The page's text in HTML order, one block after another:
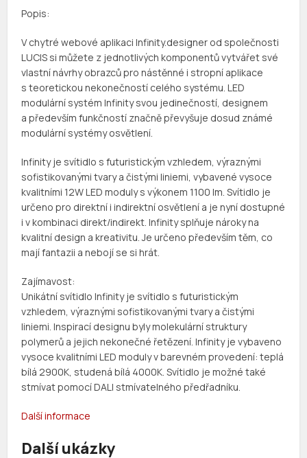
Popis:
V chytré webové aplikaci Infinity.designer od společnosti
LUCIS si můžete z jednotlivých komponentů vytvářet své
vlastní návrhy obrazců pro nástěnné i stropní aplikace
s teoretickou nekonečností celého systému. LED
modulární systém Infinity svou jedinečností, designem
a především funkčností značně převyšuje dosud známé
modulární systémy osvětlení.
Infinity je svítidlo s futuristickým vzhledem, výraznými
sofistikovanými tvary a čistými liniemi, vybavené vysoce
kvalitními 12W LED moduly s výkonem 1100 lm. Svítidlo je
určeno pro direktní i indirektní osvětlení a je nyní dostupné
i v kombinaci direkt/indirekt. Infinity splňuje nároky na
kvalitní design a kreativitu. Je určeno především těm, co
mají fantazii a nebojí se si hrát.
Zajímavost:
Unikátní svítidlo Infinity je svítidlo s futuristickým
vzhledem, výraznými sofistikovanými tvary a čistými
liniemi. Inspirací designu byly molekulární struktury
polymerů a jejich nekonečné řetězení. Infinity je vybaveno
vysoce kvalitními LED moduly v barevném provedení: teplá
bílá 2900K, studená bílá 4000K. Svítidlo je možné také
stmívat pomocí DALI stmívatelného předřadníku.
Další informace
Další ukázky